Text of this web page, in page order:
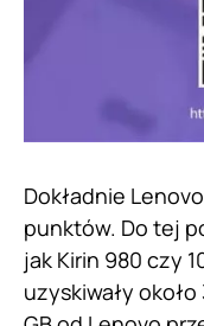
Dokładnie
punktów. Do tej
jak Kirin 980 czy
uzyskiwały